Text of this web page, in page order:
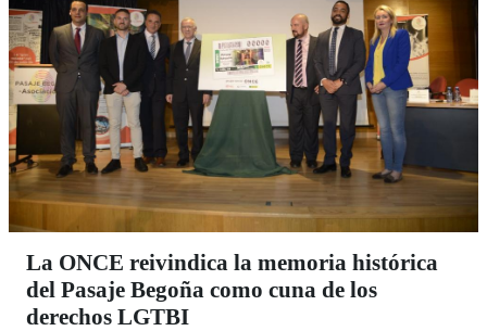
La ONCE reivindica la memoria histórica
del Pasaje Begoña como cuna de los
derechos LGTBI